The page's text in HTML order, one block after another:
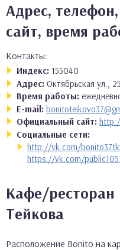
Адрес,
сайт, время
Контакты:
Индекс: 155040
Адрес: Октябрьская ул.,
Время работы:
E-mail:
Официальный сайт:
Социальные сети:
http://vk.com/
https://vk.com/
Кафе/ресторан
Тейкова
Расположение Bonito на